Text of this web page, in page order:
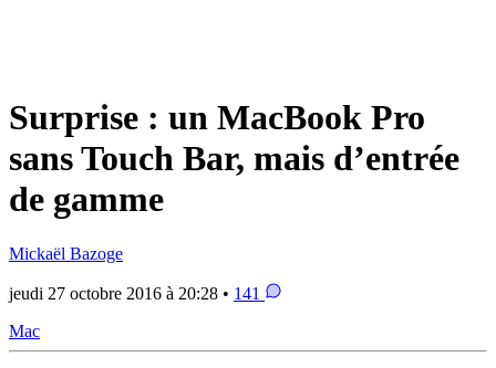
Surprise : un MacBook Pro
sans Touch Bar, mais d’entrée
de gamme
Mickaël Bazoge
jeudi 27 octobre 2016 à 20:28 • 141
Mac